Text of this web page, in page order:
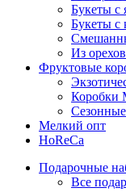
Букеты с
Букеты с
Из
Фруктовые
Мелкий опт
HoReCa
Подарочные
Все